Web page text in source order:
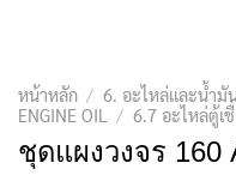
หน้าหลัก / 6. อะไหล่และน้ำมัน
ENGINE OIL
/ 6.7 อะไหล่ตู้เ
ชุดแผงวงจร 160